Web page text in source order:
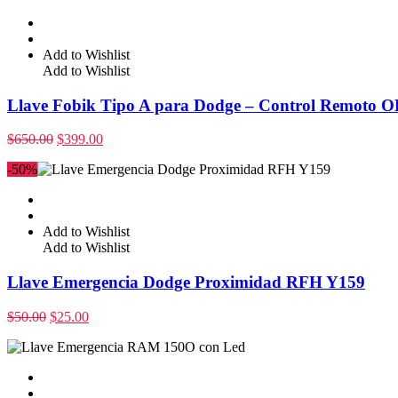
Add to Wishlist
Add to Wishlist
Llave Fobik Tipo A para Dodge – Control Remoto
$650.00 $399.00
-50%
Add to Wishlist
Add to Wishlist
Llave Emergencia Dodge Proximidad RFH Y159
$50.00 $25.00